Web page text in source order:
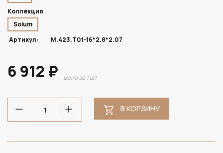
Коллекция
Solum
Артикул:
M.423.T01-16*2.8*2.07
6 912 ₽ цена за 1 шт
В КОРЗИНУ